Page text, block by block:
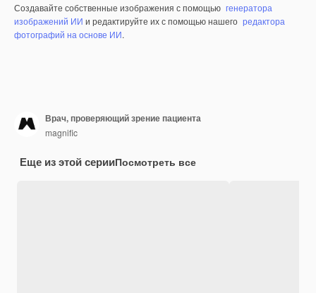
Создавайте собственные изображения с помощью генератора
изображений ИИ и редактируйте их с помощью нашего редактора
фотографий на основе ИИ.
Врач, проверяющий зрение пациента
magnific
Еще из этой серииПосмотреть все